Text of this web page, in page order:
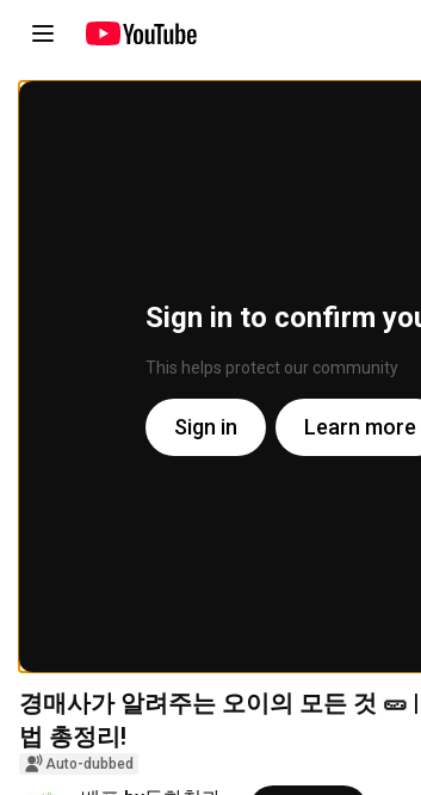
Sign in to confirm
This helps protect our community
Sign in Learn more
경매사가 알려주는 오이의 모든 것 🥒
법 총정리!
Auto-dubbed